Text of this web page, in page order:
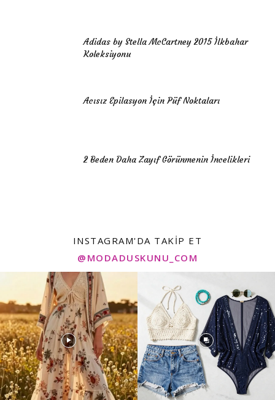
Adidas by Stella McCartney 2015 İlkbahar
Koleksiyonu
Acısız Epilasyon İçin Püf Noktaları
2 Beden Daha Zayıf Görünmenin İncelikleri
INSTAGRAM'DA TAKIP ET
@MODADUSKUNU_COM